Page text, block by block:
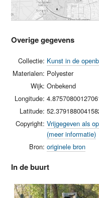
Overige gegevens
Collectie: Kunst in de
Materialen: Polyester
Wijk: Onbekend
Longitude:
Latitude:
Copyright: Vrijgegeven als
(meer informatie)
Bron: originele bron
In de buurt